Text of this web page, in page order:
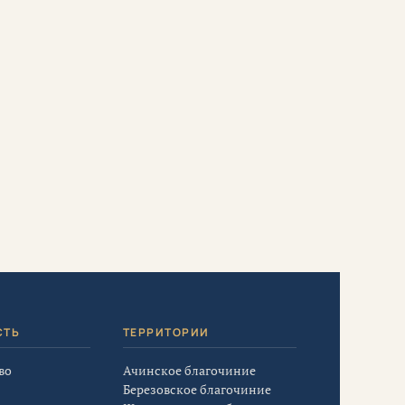
ТЕРРИТОРИИ
Ачинское благочиние
Березовское благочиние